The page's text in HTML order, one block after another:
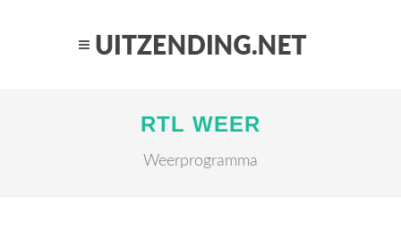
RTL WEER
Weerprogramma